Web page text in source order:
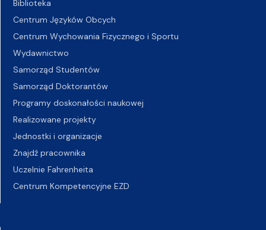
Biblioteka
Centrum Języków Obcych
Centrum Wychowania Fizycznego i Sportu
Wydawnictwo
Samorząd Studentów
Samorząd Doktorantów
Programy doskonałości naukowej
Realizowane projekty
Jednostki i organizacje
Znajdź pracownika
Uczelnie Fahrenheita
Centrum Kompetencyjne EZD